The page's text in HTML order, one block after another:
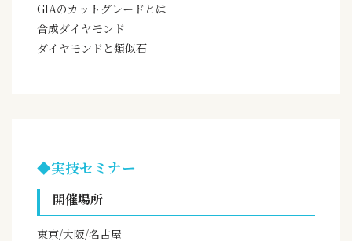
GIAのカットグレードとは
合成ダイヤモンド
ダイヤモンドと類似石
◆実技セミナー
開催場所
東京/大阪/名古屋